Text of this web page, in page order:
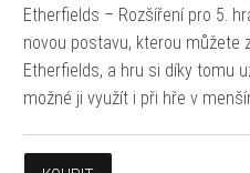
Etherfields – Rozšíření pro 5.
novou postavu, kterou můžete
Etherfields, a hru si díky tomu
možné ji využít i při hře v